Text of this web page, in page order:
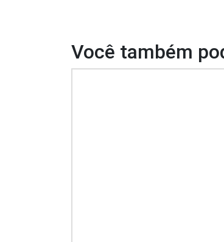
Você também